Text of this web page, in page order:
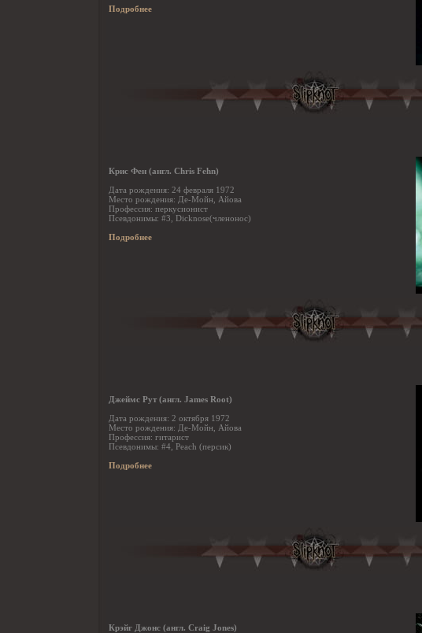
Подробнее
Крис Фен (англ. Chris Fehn)
Дата рождения: 24 февраля 1972
Место рождения: Де-Мойн, Айова
Профессия: перкусионист
Псевдонимы: #3, Dicknose(членонос)
Подробнее
Джеймс Рут (англ. James Root)
Дата рождения: 2 октября 1972
Место рождения: Де-Мойн, Айова
Профессия: гитарист
Псевдонимы: #4, Peach (персик)
Подробнее
Крэйг Джонс (англ. Craig Jones)